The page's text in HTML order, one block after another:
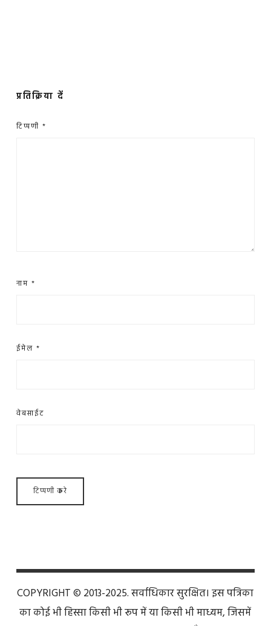
प्रतिक्रिया दें
टिप्पणी *
नाम *
ईमेल *
वेबसाईट
COPYRIGHT © 2013-2025. सर्वाधिकार सुरक्षित। इस पत्रिका
का कोई भी हिस्सा किसी भी रूप में या किसी भी माध्यम, जिसमें